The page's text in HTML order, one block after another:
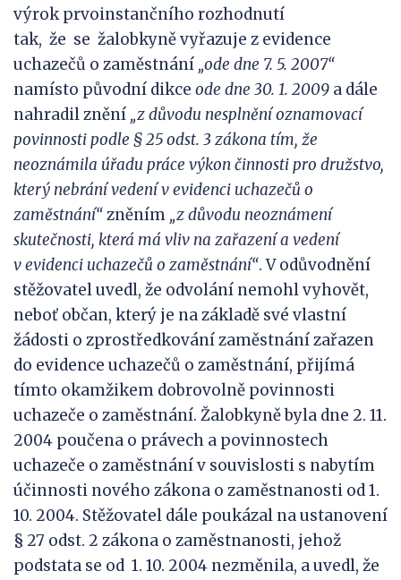
výrok prvoinstančního rozhodnutí
tak, že se žalobkyně vyřazuje z evidence
uchazečů o zaměstnání „ode dne 7. 5. 2007“
namísto původní dikce ode dne 30. 1. 2009 a dále
nahradil znění „zdůvodu nesplnění oznamovací
povinnostipodle § 25 odst. 3 zákona tím, že
neoznámila úřadu práce výkon činnosti pro družstvo,
který nebrání vedení vevidenci uchazečů o
zaměstnání“zněním „z důvodu neoznámení
skutečnosti, která má vliv na zařazení a vedení
vevidenci uchazečů o zaměstnání“. V odůvodnění
stěžovatel uvedl, že odvolání nemohl vyhovět,
neboť občan, který je na základě své vlastní
žádosti o zprostředkování zaměstnání zařazen
do evidence uchazečů o zaměstnání, přijímá
tímto okamžikem dobrovolně povinnosti
uchazeče o zaměstnání. Žalobkyně byla dne 2. 11.
2004 poučena o právech a povinnostech
uchazeče o zaměstnání v souvislosti s nabytím
účinnosti nového zákona o zaměstnanosti od 1.
10. 2004. Stěžovatel dále poukázal na ustanovení
§ 27 odst. 2 zákona o zaměstnanosti, jehož
podstata se od 1. 10. 2004 nezměnila, a uvedl, že